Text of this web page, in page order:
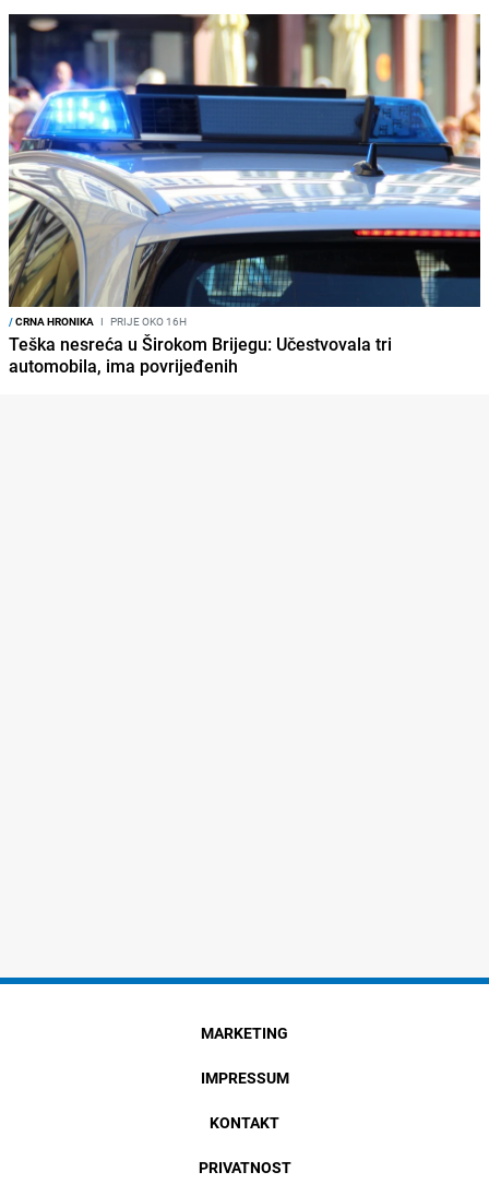
/CRNA HRONIKA I PRIJE OKO 16H
Teška nesreća u Širokom Brijegu: Učestvovala tri
automobila, ima povrijeđenih
MARKETING
IMPRESSUM
KONTAKT
PRIVATNOST